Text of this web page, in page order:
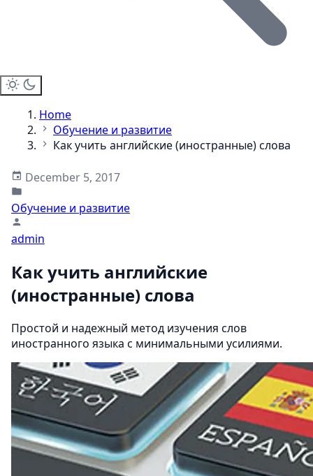
Home
Обучение и развитие
Как учить английские (иностранные) слова
December 5, 2017
Обучение и развитие
admin
Как учить английские
(иностранные) слова
Простой и надежный метод изучения слов
иностранного языка с минимальными усилиями.